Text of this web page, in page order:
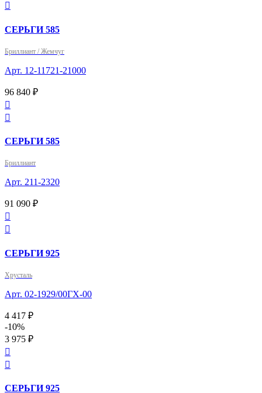

СЕРЬГИ 585
Бриллиант / Жемчуг
Арт. 12-11721-21000
96 840 ₽


СЕРЬГИ 585
Бриллиант
Арт. 211-2320
91 090 ₽


СЕРЬГИ 925
Хрусталь
Арт. 02-1929/00ГХ-00
4 417 ₽
-10%
3 975 ₽


СЕРЬГИ 925